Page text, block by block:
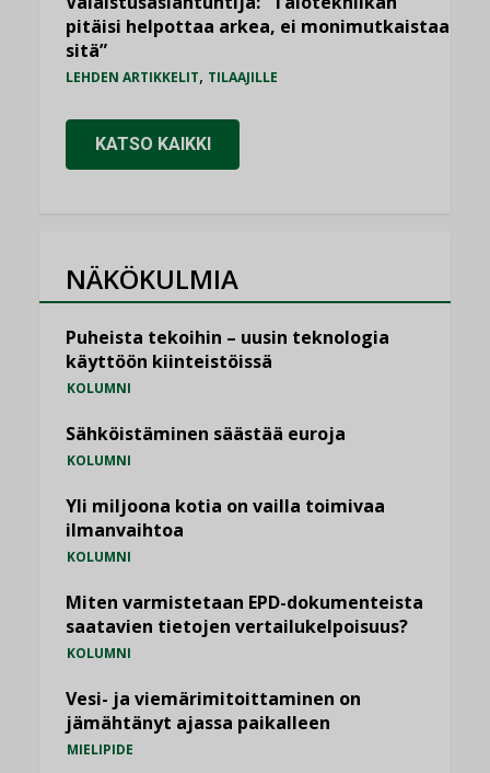
pitäisi helpottaa arkea, ei monimutkaistaa
sitä”
LEHDEN ARTIKKELIT, TILAAJILLE
KATSO KAIKKI
NÄKÖKULMIA
Puheista tekoihin – uusin teknologia
käyttöön kiinteistöissä
KOLUMNI
Sähköistäminen säästää euroja
KOLUMNI
Yli miljoona kotia on vailla toimivaa
ilmanvaihtoa
KOLUMNI
Miten varmistetaan EPD-dokumenteista
saatavien tietojen vertailukelpoisuus?
KOLUMNI
Vesi- ja viemärimitoittaminen on
jämähtänyt ajassa paikalleen
MIELIPIDE